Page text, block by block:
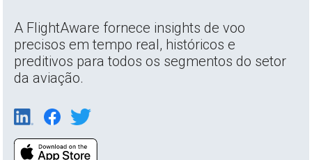
A FlightAware fornece insights de voo
precisos em tempo real, históricos e
preditivos para todos os segmentos do setor
da aviação.